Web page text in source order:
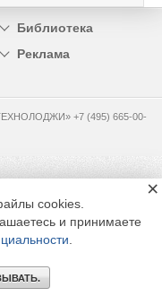
Библиотека
Реклама
+7 (495) 665-00-
cookies.
и принимаете
×